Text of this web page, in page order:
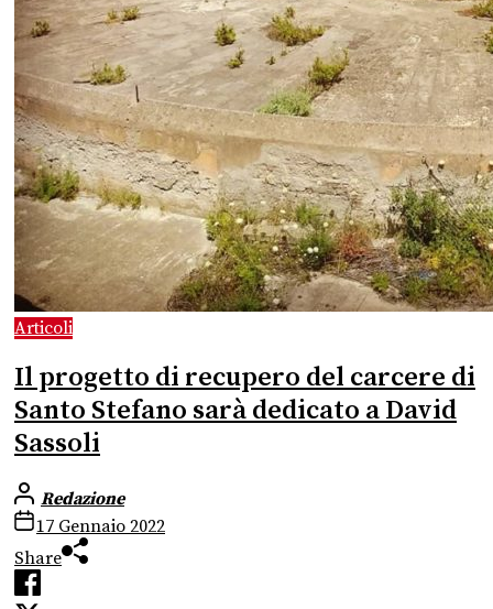
Articoli
Il progetto di recupero del carcere di
Santo Stefano sarà dedicato a David
Sassoli
Redazione
17 Gennaio 2022
Share